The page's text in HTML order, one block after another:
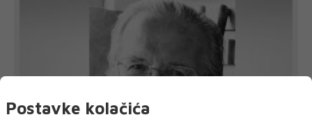
Postavke kolačića